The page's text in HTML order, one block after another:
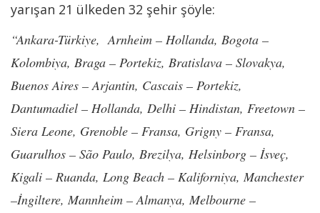
yarışan 21 ülkeden 32 şehir şöyle:
“Ankara-Türkiye, Arnheim – Hollanda, Bogota –
Kolombiya, Braga – Portekiz, Bratislava – Slovakya,
Buenos Aires – Arjantin, Cascais – Portekiz,
Dantumadiel – Hollanda, Delhi – Hindistan, Freetown –
Siera Leone, Grenoble – Fransa, Grigny – Fransa,
Guarulhos – São Paulo, Brezilya, Helsinborg – İsveç,
Kigali – Ruanda, Long Beach – Kaliforniya, Manchester
–İngiltere, Mannheim – Almanya, Melbourne –